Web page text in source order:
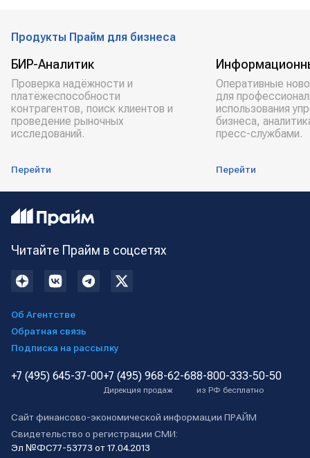
Продукты Прайм для бизнеса
БИР-Аналитик
Проверка надёжности и
платёжеспособности
контрагентов, поиск клиентов и
проведение рыночных
исследований.
Перейти
Оперативные
для
использования
бизнеса,
пресс-службами.
Перейти
Читайте Прайм в соцсетях
Об Агентстве
Обратная связь
Подписка на рассылку
+7 (495) 645-37-00+7 (495) 968-62-68
Дирекция продаж
8-800-333-50-50
из РФ бесплатно
Сайт финансово-экономической информации ПРАЙМ
Свидетельство о регистрации СМИ:
Эл №ФС77-53773 от 17.04.2013